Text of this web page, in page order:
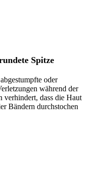
Spitze
oder
während der
verhindert, dass die Haut
Bändern durchstochen